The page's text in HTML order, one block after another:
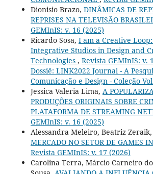
Dionisio Brazo, DINÂMICAS DE
REPRISES NA TELEVISÃO
GEMInIS: v. 16 (2025)
Ricardo Sosa, I am a Creative
Integrative Studios in Design and
Technologies , Revista GEMInIS: v.
Dossiê: LINK2022 Journal - A
Comunicação e Design - Coleção
Jessica Valeria Lima, A
PRODUÇÕES ORIGINAIS SOBRE
PLATAFORMA DE STREAMING
GEMInIS: v. 16 (2025)
Alessandra Meleiro, Beatriz Zeraik,
MERCADO NO SETOR DE GAMES
Revista GEMInIS: v. 17 (2026)
Carolina Terra, Márcio Carneiro